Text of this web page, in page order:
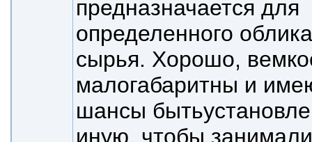
предназначается для
определенного
сырья. Хорошо, в
малогабаритны и
шансы быть
иную, чтобы